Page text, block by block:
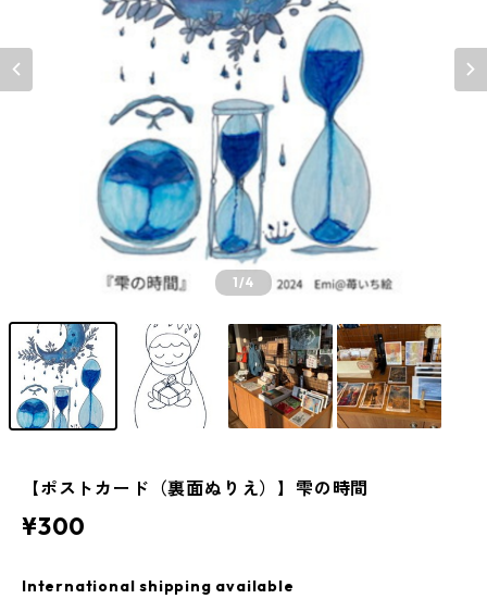
1/4
【ポストカード（裏面ぬりえ）】雫の時間
¥300
International shipping available